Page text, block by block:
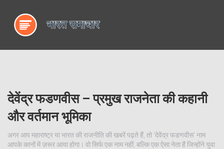
देवेंद्र फडणवीस – प्रमुख राजनेता की कहानी
और वर्तमान भूमिका
अगर आप महाराष्ट्र या भारत की राजनीति की खबरें पढ़ते हैं, तो ‘देवेंद्र फडणवीस’ नाम
आपके कानों में ज़रूर आया होगा। वो सिर्फ एक नाम नहीं, बल्कि एक ऐसा नेता हैं जिन्होंने युवा